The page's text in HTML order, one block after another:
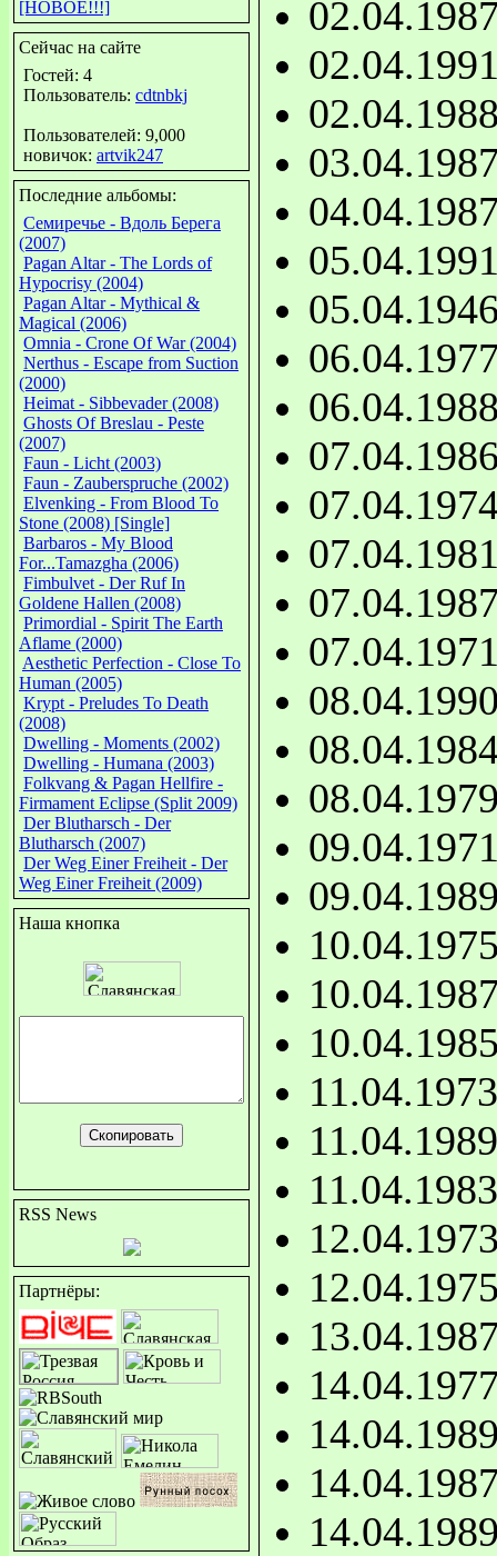
[НОВОЕ!!!]
Сейчас на сайте
Гостей: 4
Пользователь: cdtnbkj
Пользователей: 9,000
новичок: artvik247
Последние альбомы:
Семиречье - Вдоль Берега
(2007)
Pagan Altar - The Lords of
Hypocrisy (2004)
Pagan Altar - Mythical &
Magical (2006)
Omnia - Crone Of War (2004)
Nerthus - Escape from Suction
(2000)
Heimat - Sibbevader (2008)
Ghosts Of Breslau - Peste
(2007)
Faun - Licht (2003)
Faun - Zauberspruche (2002)
Elvenking - From Blood To
Stone (2008) [Single]
Barbaros - My Blood
For...Tamazgha (2006)
Fimbulvet - Der Ruf In
Goldene Hallen (2008)
Primordial - Spirit The Earth
Aflame (2000)
Aesthetic Perfection - Close To
Human (2005)
Krypt - Preludes To Death
(2008)
Dwelling - Moments (2002)
Dwelling - Humana (2003)
Folkvang & Pagan Hellfire -
Firmament Eclipse (Split 2009)
Der Blutharsch - Der
Blutharsch (2007)
Der Weg Einer Freiheit - Der
Weg Einer Freiheit (2009)
Наша кнопка
RSS News
Партнёры: